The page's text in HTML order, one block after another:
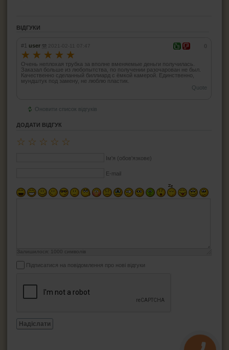
ВІДГУКИ
#1 user 2021-02-11 07:47
☆ ☆ ☆ ☆ ☆
Очень неплохая трубка за вполне вменяемые деньги получилась.
Заказал больше из любопытства, по получении разочарован не был.
Качественно сделанный биллиард с ёмкой камерой. Единственно,
мундштук под замену, не люблю пластик.
Quote
Оновити список відгуків
ДОДАТИ ВІДГУК
☆
☆
☆
☆
☆
Ім'я (обов'язкове)
E-mail
Залишилося: 1000 символів
Підписатися на повідомлення про нові відгуки
Надіслати